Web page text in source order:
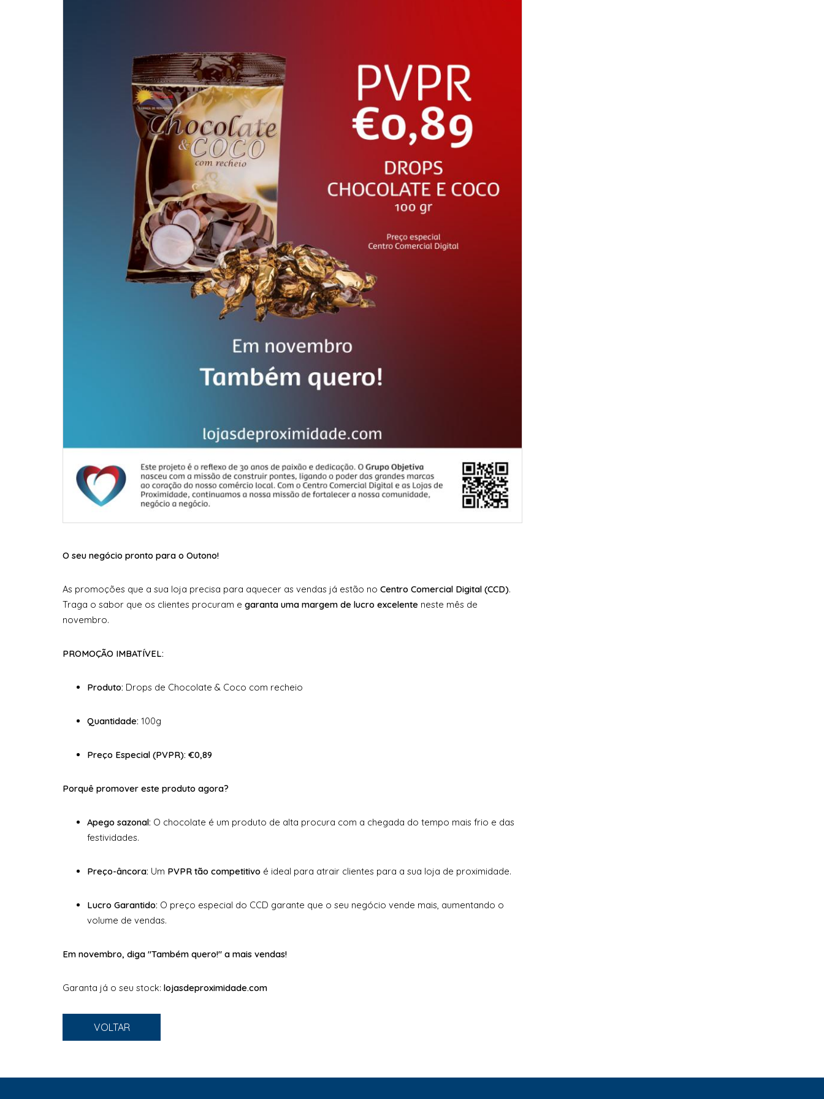
O seu negócio pronto para o Outono!
As promoções que a sua loja precisa para aquecer as vendas já estão no Centro Comercial Digital (CCD).
Traga o sabor que os clientes procuram e garanta uma margem de lucro excelente neste mês de
novembro.
PROMOÇÃO IMBATÍVEL:
Produto: Drops de Chocolate & Coco com recheio
Quantidade: 100g
Preço Especial (PVPR): €0,89
Porquê promover este produto agora?
Apego sazonal: O chocolate é um produto de alta procura com a chegada do tempo mais frio e das
festividades.
Preço-âncora: Um PVPR tão competitivo é ideal para atrair clientes para a sua loja de proximidade.
Lucro Garantido: O preço especial do CCD garante que o seu negócio vende mais, aumentando o
volume de vendas.
Em novembro, diga "Também quero!" a mais vendas!
Garanta já o seu stock: lojasdeproximidade.com
VOLTAR